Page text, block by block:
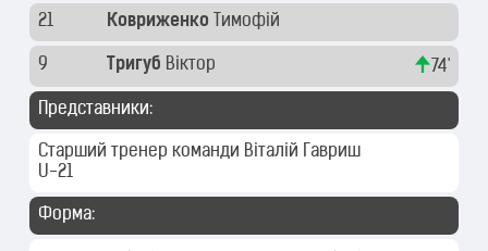
21 Ковриженко Тимофій
9 Тригуб Віктор 74'
Представники:
Старший тренер команди
U-21
Віталій Гавриш
Форма: